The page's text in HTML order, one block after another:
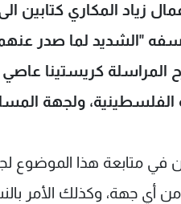
زياد المكاري كتابين
"الشديد لما صدر
كريستينا عاصي
الفلسطينية، ولجهة
في متابعة هذا
جهة، وكذلك الأمر